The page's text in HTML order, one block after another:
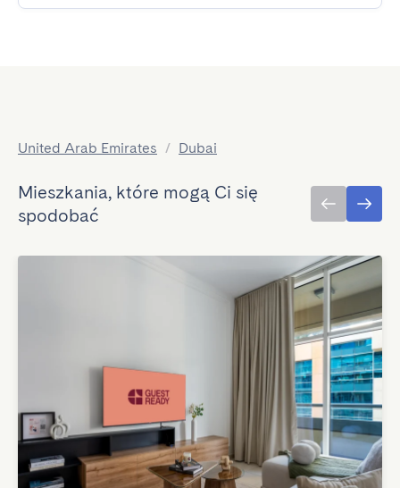
United Arab Emirates / Dubai
Mieszkania, które mogą Ci się
spodobać